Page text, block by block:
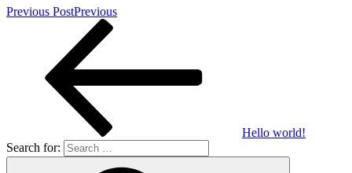
Previous PostPrevious
Hello world!
Search for: